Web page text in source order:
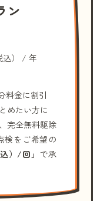
ン
込） / 年
料金に割引
めたい方に
完全無料駆除
検をご希望の
）/回」 で承